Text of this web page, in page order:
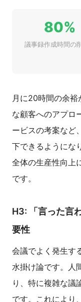
80%
議事録作成時間の
月に20時間の余裕
な顧客へのアプロ
ービスの考案など
下できるようにな
全体の生産性向上
です。
H3: 「言った言
要性
会議でよく発生す
水掛け論です。人
り、特に複雑な議
です。これにより